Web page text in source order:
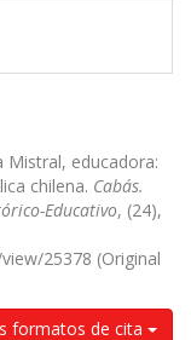
Mistral, educadora:
chilena. Cabás.
Educativo, (24),
25378 (Original
formatos de cita